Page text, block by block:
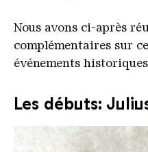
Nous avons ci-après
complémentaires sur
événements
Les débuts: